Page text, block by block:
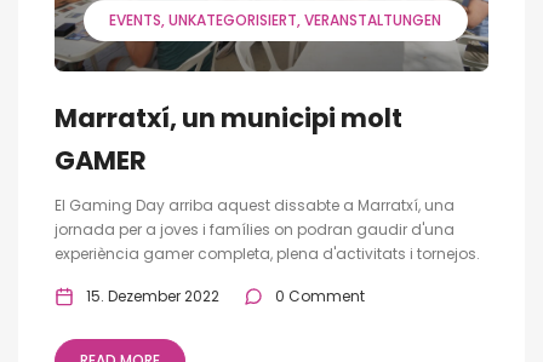
EVENTS UNKATEGORISIERT VERANSTALTUNGEN
Marratxí, un municipi molt
GAMER
El Gaming Day arriba aquest dissabte a Marratxí, una
jornada per a joves i famílies on podran gaudir d'una
experiència gamer completa, plena d'activitats i tornejos.
15. Dezember 2022 0 Comment